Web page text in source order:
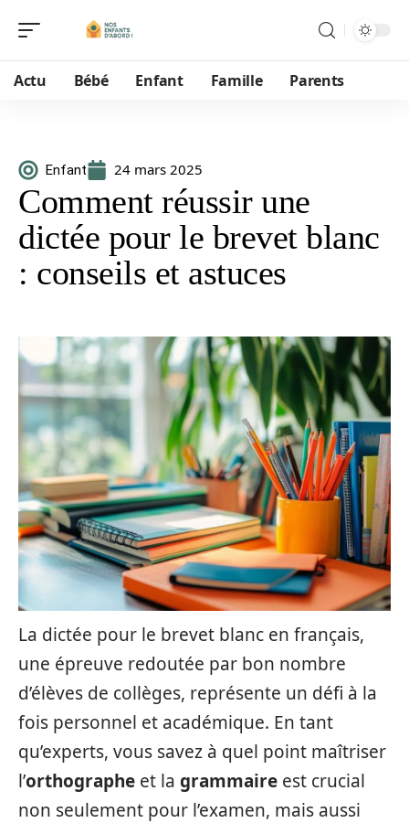
Actu Bébé Enfant Famille Parents
Enfant 24 mars 2025
Comment réussir une
dictée pour le brevet blanc
: conseils et astuces
La dictée pour le brevet blanc en français,
une épreuve redoutée par bon nombre
d’élèves de collèges, représente un défi à la
fois personnel et académique. En tant
qu’experts, vous savez à quel point maîtriser
l’orthographe et la grammaire est crucial
non seulement pour l’examen, mais aussi